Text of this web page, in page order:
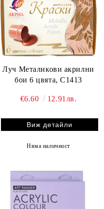
Луч Металикови акрилни
бои 6 цвята, С1413
€6.60 12.91лв.
Виж детайли
Няма наличност